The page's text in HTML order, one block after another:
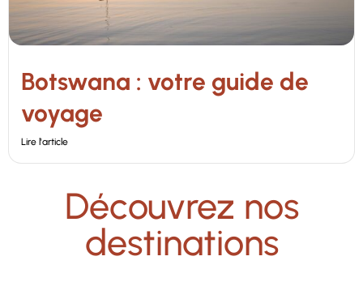
Botswana : votre guide de
voyage
Lire l'article
Découvrez nos
destinations